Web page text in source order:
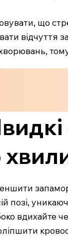
що
відчуття
позі,
вдихайте